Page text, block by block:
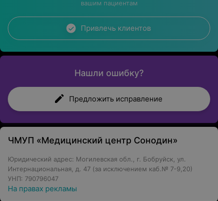
вашим пациентам
Привлечь клиентов
Нашли ошибку?
Предложить исправление
ЧМУП «Медицинский центр Сонодин»
Юридический адрес: Могилевская обл., г. Бобруйск, ул.
Интернациональная, д. 47 (за исключением каб.№ 7-9,20)
УНП: 790796047
На правах рекламы